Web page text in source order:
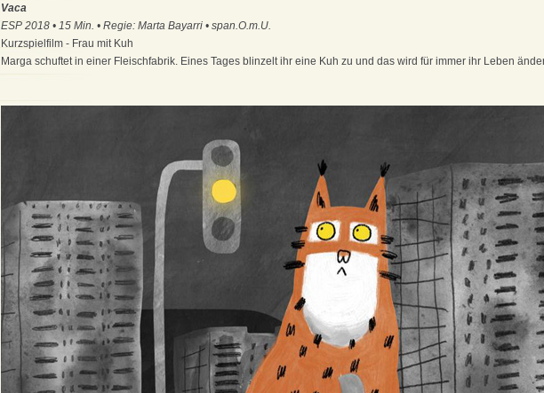
Vaca
ESP 2018 • 15 Min. • Regie: Marta Bayarri • span.O.m.U.
Kurzspielfilm - Frau mit Kuh
Marga schuftet in einer Fleischfabrik. Eines Tages blinzelt ihr eine Kuh zu und das wird für immer ihr Leben